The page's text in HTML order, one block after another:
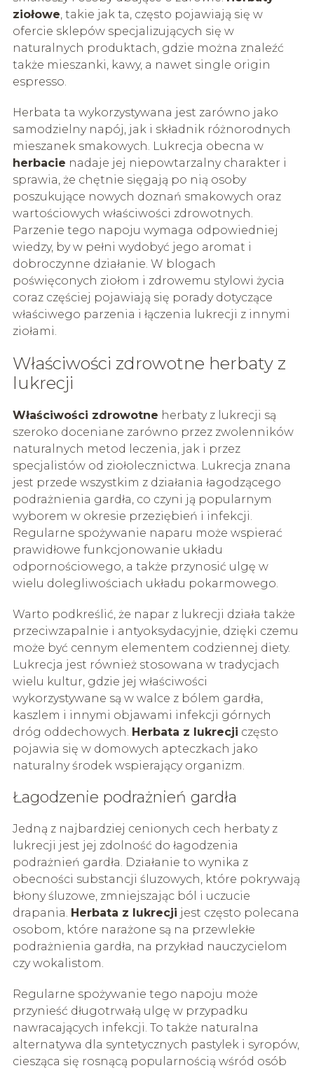
ziołowe, takie jak ta, często pojawiają się w
ofercie sklepów specjalizujących się w
naturalnych produktach, gdzie można znaleźć
także mieszanki, kawy, a nawet single origin
espresso.
Herbata ta wykorzystywana jest zarówno jako
samodzielny napój, jak i składnik różnorodnych
mieszanek smakowych. Lukrecja obecna w
herbacie nadaje jej niepowtarzalny charakter i
sprawia, że chętnie sięgają po nią osoby
poszukujące nowych doznań smakowych oraz
wartościowych właściwości zdrowotnych.
Parzenie tego napoju wymaga odpowiedniej
wiedzy, by w pełni wydobyć jego aromat i
dobroczynne działanie. W blogach
poświęconych ziołom i zdrowemu stylowi życia
coraz częściej pojawiają się porady dotyczące
właściwego parzenia i łączenia lukrecji z innymi
ziołami.
Właściwości zdrowotne herbaty z
lukrecji
Właściwości zdrowotne herbaty z lukrecji są
szeroko doceniane zarówno przez zwolenników
naturalnych metod leczenia, jak i przez
specjalistów od ziołolecznictwa. Lukrecja znana
jest przede wszystkim z działania łagodzącego
podrażnienia gardła, co czyni ją popularnym
wyborem w okresie przeziębień i infekcji.
Regularne spożywanie naparu może wspierać
prawidłowe funkcjonowanie układu
odpornościowego, a także przynosić ulgę w
wielu dolegliwościach układu pokarmowego.
Warto podkreślić, że napar z lukrecji działa także
przeciwzapalnie i antyoksydacyjnie, dzięki czemu
może być cennym elementem codziennej diety.
Lukrecja jest również stosowana w tradycjach
wielu kultur, gdzie jej właściwości
wykorzystywane są w walce z bólem gardła,
kaszlem i innymi objawami infekcji górnych
dróg oddechowych. Herbata z lukrecji często
pojawia się w domowych apteczkach jako
naturalny środek wspierający organizm.
Łagodzenie podrażnień gardła
Jedną z najbardziej cenionych cech herbaty z
lukrecji jest jej zdolność do łagodzenia
podrażnień gardła. Działanie to wynika z
obecności substancji śluzowych, które pokrywają
błony śluzowe, zmniejszając ból i uczucie
drapania. Herbata z lukrecji jest często polecana
osobom, które narażone są na przewlekłe
podrażnienia gardła, na przykład nauczycielom
czy wokalistom.
Regularne spożywanie tego napoju może
przynieść długotrwałą ulgę w przypadku
nawracających infekcji. To także naturalna
alternatywa dla syntetycznych pastylek i syropów,
ciesząca się rosnącą popularnością wśród osób